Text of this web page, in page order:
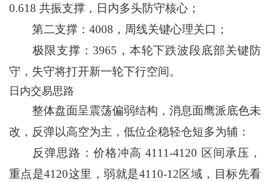
0.618 共振支撑，日内多头防守核心；
第二支撑：4008，周线关键心理关口；
极限支撑：3965，本轮下跌波段底部关键防
守，失守将打开新一轮下行空间。
日内交易思路
整体盘面呈震荡偏弱结构，消息面鹰派底色未
改，反弹以高空为主，低位企稳轻仓短多为辅：
反弹思路：价格冲高 4111-4120 区间承压，
重点是4120这里，弱就是4110-12区域，目标先看